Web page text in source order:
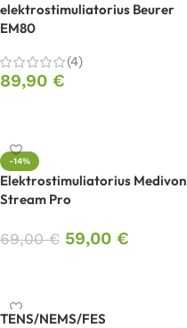
elektrostimuliatorius Beurer
EM80
(4)
89,90 €
-14%
Elektrostimuliatorius Medivon
Stream Pro
69,00€ 59,00 €
TENS/NEMS/FES